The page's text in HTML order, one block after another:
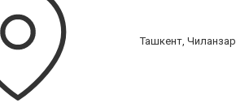
Ташкент, Чиланзар